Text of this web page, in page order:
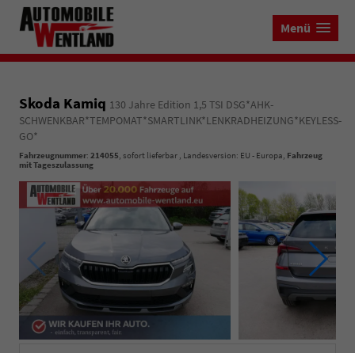
Menü
Skoda Kamiq 130 Jahre Edition 1,5 TSI DSG*AHK-
SCHWENKBAR*TEMPOMAT*SMARTLINK*LENKRADHEIZUNG*KEYLESS-
GO*
Fahrzeugnummer: 214055, sofort lieferbar , Landesversion: EU - Europa, Fahrzeug
mit Tageszulassung